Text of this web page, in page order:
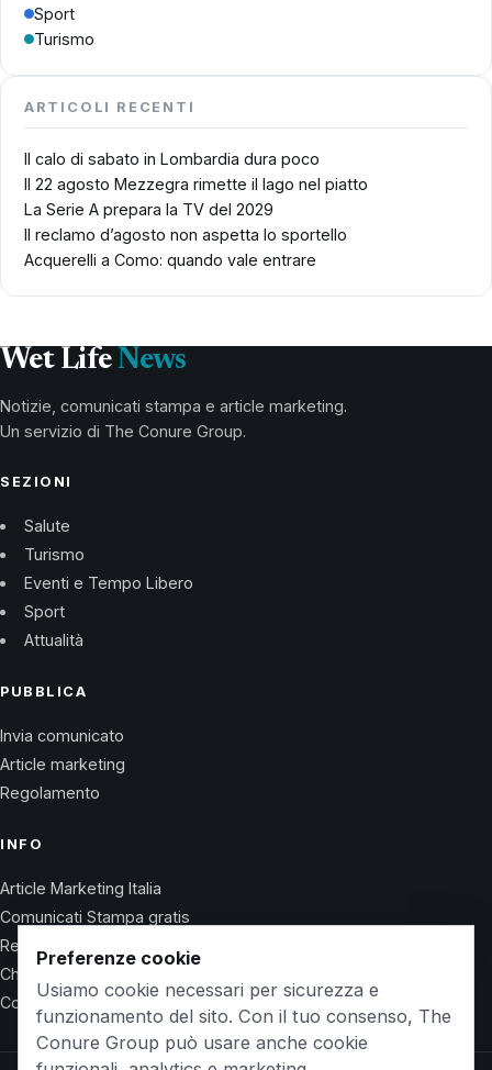
Sport
Turismo
ARTICOLI RECENTI
Il calo di sabato in Lombardia dura poco
Il 22 agosto Mezzegra rimette il lago nel piatto
La Serie A prepara la TV del 2029
Il reclamo d’agosto non aspetta lo sportello
Acquerelli a Como: quando vale entrare
Wet Life News
Notizie, comunicati stampa e article marketing.
Un servizio di The Conure Group.
SEZIONI
Salute
Turismo
Eventi e Tempo Libero
Sport
Attualità
PUBBLICA
Invia comunicato
Article marketing
Regolamento
INFO
Article Marketing Italia
Comunicati Stampa gratis
Regolamento
Chi Siamo
Contatti
Preferenze cookie
Usiamo cookie necessari per sicurezza e
funzionamento del sito. Con il tuo consenso, The
Conure Group può usare anche cookie